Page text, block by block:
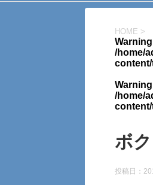
HOME >
Warning
/home/
Warning
/home/
ボ
投稿日：